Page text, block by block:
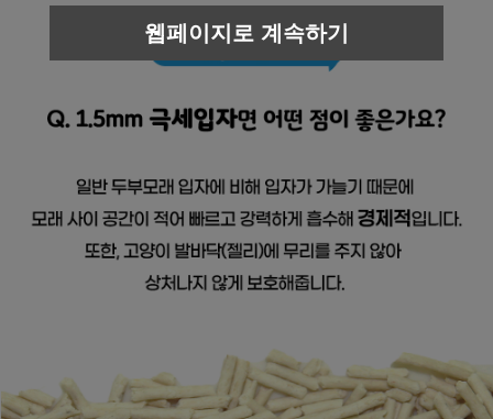
웹페이지로 계속하기